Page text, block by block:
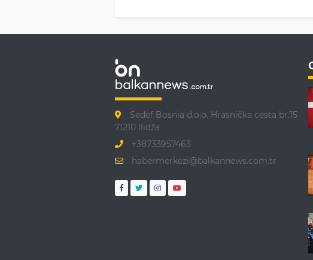
Sedef Bosnia d.o.o. Hrasnička cesta br.15
71210 Ilidža
+38733957463
habermerkezi@balkannews.com.tr